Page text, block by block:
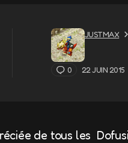
JUSTMAX
0 22 JUIN 2015
de tous les